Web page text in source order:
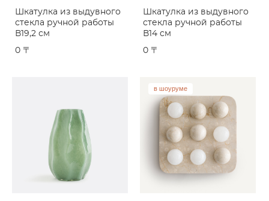
Шкатулка из выдувного
стекла ручной работы
В19,2 см
0 〒
Шкатулка из выдувного
стекла ручной работы
В14 см
0 〒
в шоуруме